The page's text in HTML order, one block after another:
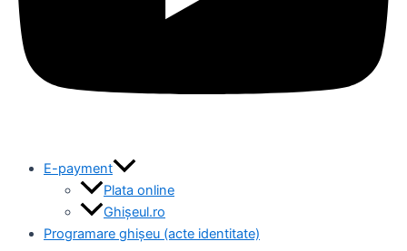
E-payment
Plata online
Ghișeul.ro
Programare ghișeu (acte identitate)